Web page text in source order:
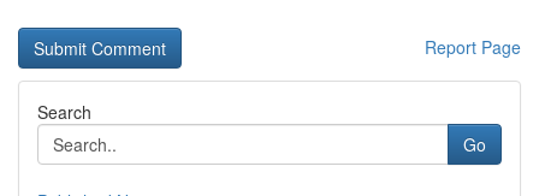
Report Page
Search
Go